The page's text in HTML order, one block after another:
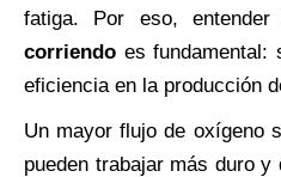
fatiga. Por eso,
corriendo es fundamental:
eficiencia en la producción
Un mayor flujo de oxígeno
pueden trabajar más duro